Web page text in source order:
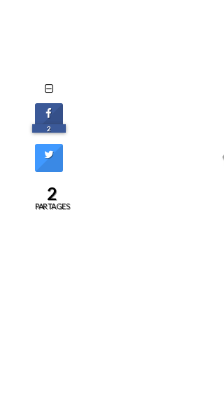
2
2
PARTAGES